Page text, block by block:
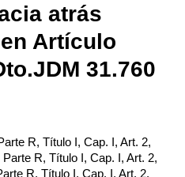
atrás
Artículo
31.760
R, Título I, Cap. I, Art. 2,
R, Título I, Cap. I, Art. 2,
R, Título I, Cap. I, Art. 2,